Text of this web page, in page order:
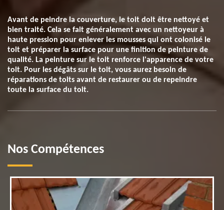
Avant de peindre la couverture, le toit doit être nettoyé et
bien traité. Cela se fait généralement avec un nettoyeur à
haute pression pour enlever les mousses qui ont colonisé le
toit et préparer la surface pour une finition de peinture de
qualité. La peinture sur le toit renforce l'apparence de votre
toit. Pour les dégâts sur le toit, vous aurez besoin de
réparations de toits avant de restaurer ou de repeindre
toute la surface du toit.
Nos Compétences